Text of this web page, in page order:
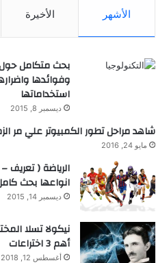
الأشهر الأخيرة
بحث متكامل حول
وفوائدها
استخداماتها
ديسمبر 8, 2015
شاهد مراحل تطور الكمبيوتر علي مر
مايو 24, 2016
الرياضة ( تعريف
انواعها بحث
ديسمبر 14, 2015
نيكولا تسلا
أهم 3 اختراعات
أغسطس 12, 2018